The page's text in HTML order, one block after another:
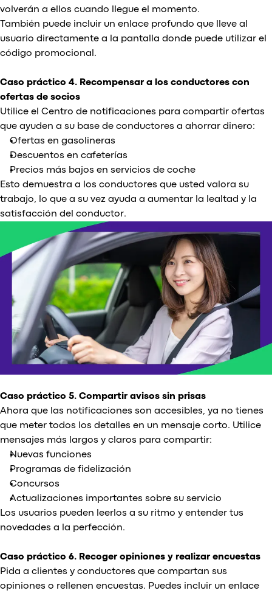
volverán a ellos cuando llegue el momento.
También puede incluir un enlace profundo que lleve al
usuario directamente a la pantalla donde puede utilizar el
código promocional.
Caso práctico 4. Recompensar a los conductores con
ofertas de socios
Utilice el Centro de notificaciones para compartir ofertas
que ayuden a su base de conductores a ahorrar dinero:
Ofertas en gasolineras
Descuentos en cafeterías
Precios más bajos en servicios de coche
Esto demuestra a los conductores que usted valora su
trabajo, lo que a su vez ayuda a aumentar la lealtad y la
satisfacción del conductor.
Caso práctico 5. Compartir avisos sin prisas
Ahora que las notificaciones son accesibles, ya no tienes
que meter todos los detalles en un mensaje corto. Utilice
mensajes más largos y claros para compartir:
Nuevas funciones
Programas de fidelización
Concursos
Actualizaciones importantes sobre su servicio
Los usuarios pueden leerlos a su ritmo y entender tus
novedades a la perfección.
Caso práctico 6. Recoger opiniones y realizar encuestas
Pida a clientes y conductores que compartan sus
opiniones o rellenen encuestas. Puedes incluir un enlace